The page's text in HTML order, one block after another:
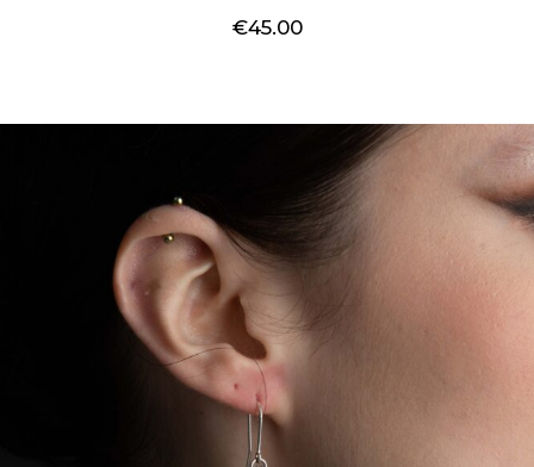
€45.00